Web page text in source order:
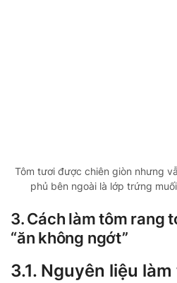
Tôm tươi được chiên giòn nhưng
phủ bên ngoài là lớp trứng
3. Cách làm tôm rang
“ăn không ngớt”
3.1. Nguyên liệu